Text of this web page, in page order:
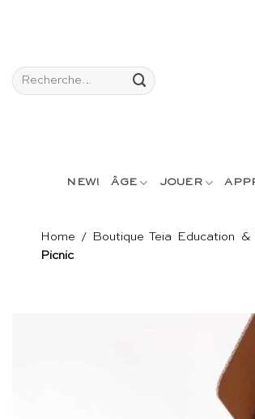
Recherche
pour :
NEW! ÂGE JOUER
Home / Boutique Teia Education
Picnic